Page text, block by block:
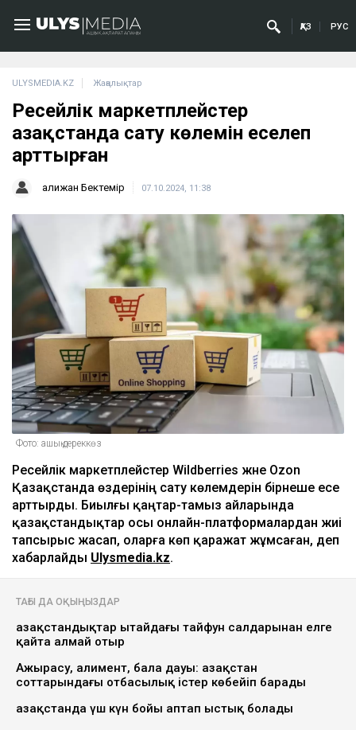
ҚАЗ РУС
ULYSMEDIA.KZ Жаңалықтар
Ресейлік маркетплейстер
Қазақстанда сату көлемін еселеп
арттырған
Қалижан Бектемір 07.10.2024, 11:38
Фото: ашық дереккөз
Ресейлік маркетплейстер Wildberries және Ozon
Қазақстанда өздерінің сату көлемдерін бірнеше есе
арттырды. Биылғы қаңтар-тамыз айларында
қазақстандықтар осы онлайн-платформалардан жиі
тапсырыс жасап, оларға көп қаражат жұмсаған, деп
хабарлайды Ulysmedia.kz.
ТАҒЫ ДА ОҚЫҢЫЗДАР
Қазақстандықтар Қытайдағы тайфун салдарынан елге
қайта алмай отыр
Ажырасу, алимент, бала дауы: Қазақстан
соттарындағы отбасылық істер көбейіп барады
Қазақстанда үш күн бойы аптап ыстық болады